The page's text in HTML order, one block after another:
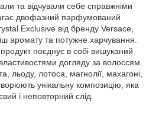
та відчували себе справжніми
двофазний парфумований
Exclusive від бренду Versace,
аромату та потужне харчування.
поєднує в собі вишуканий
догляду за волоссям.
льоду, лотоса, магнолії, махагоні,
унікальну композицію, яка
і неповторний слід.